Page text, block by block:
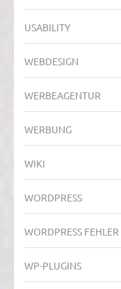
USABILITY
WEBDESIGN
WERBEAGENTUR
WERBUNG
WIKI
WORDPRESS
WORDPRESS FEHLER
WP-PLUGINS